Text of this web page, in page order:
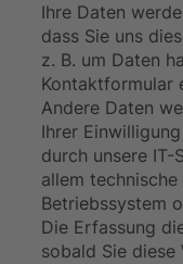
Ihre Daten
dass Sie uns
z. B. um Daten
Kontaktformular
Andere Daten
Ihrer
durch unsere
allem
Betriebssystem
Die Erfassung
sobald Sie diese